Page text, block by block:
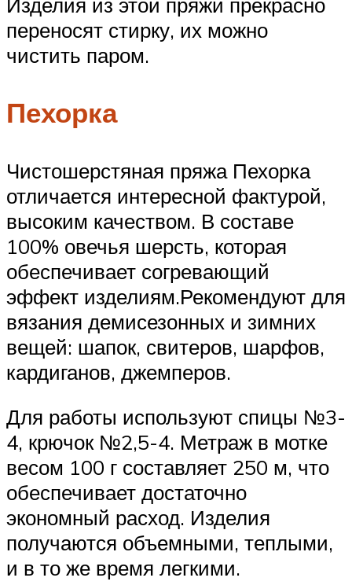
переносят стирку, их можно
чистить паром.
Пехорка
Чистошерстяная пряжа Пехорка
отличается интересной фактурой,
высоким качеством. В составе
100% овечья шерсть, которая
обеспечивает согревающий
эффект изделиям.Рекомендуют для
вязания демисезонных и зимних
вещей: шапок, свитеров, шарфов,
кардиганов, джемперов.
Для работы используют спицы №3-
4, крючок №2,5-4. Метраж в мотке
весом 100 г составляет 250 м, что
обеспечивает достаточно
экономный расход. Изделия
получаются объемными, теплыми,
и в то же время легкими.